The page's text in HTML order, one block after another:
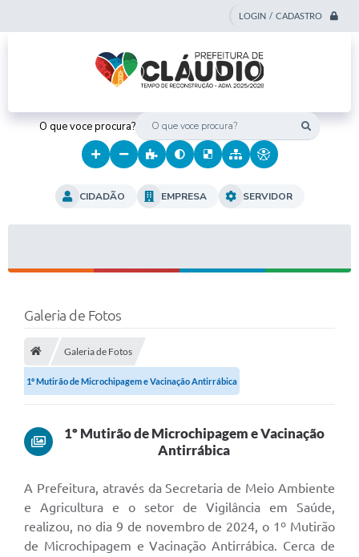
LOGIN / CADASTRO
O que voce procura?
CIDADÃO EMPRESA SERVIDOR
Galeria de Fotos
Galeria de Fotos
1º Mutirão de Microchipagem e Vacinação Antirrábica
1º Mutirão de Microchipagem e Vacinação
Antirrábica
A Prefeitura, através da Secretaria de Meio Ambiente
e Agricultura e o setor de Vigilância em Saúde,
realizou, no dia 9 de novembro de 2024, o 1º Mutirão
de Microchipagem e Vacinação Antirrábica. Cerca de